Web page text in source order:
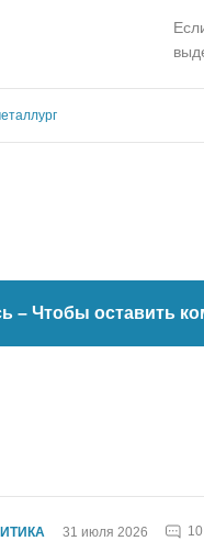
– Чтобы оставить
31 июля 2026 10